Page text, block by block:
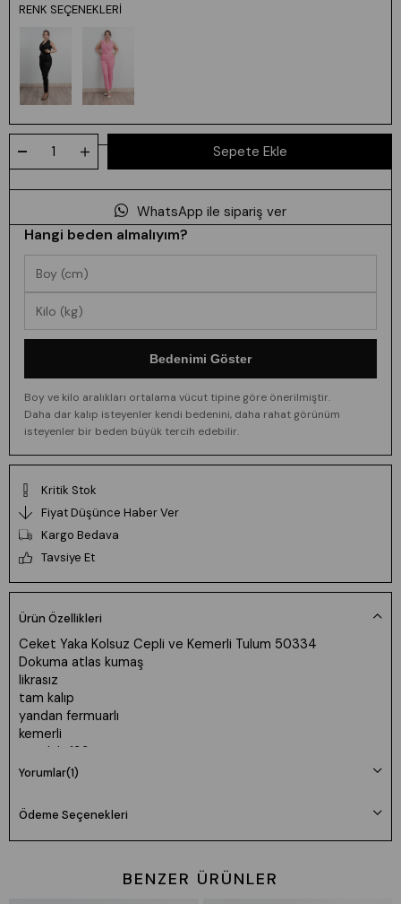
RENK SEÇENEKLERI
WhatsApp ile sipariş ver
Hangi beden almalıyım?
Bedenimi Göster
Boy ve kilo aralıkları ortalama vücut tipine göre önerilmiştir.
Daha dar kalıp isteyenler kendi bedenini, daha rahat görünüm
isteyenler bir beden büyük tercih edebilir.
Kritik Stok
Fiyat Düşünce Haber Ver
Kargo Bedava
Tavsiye Et
Ürün Özellikleri
Ceket Yaka Kolsuz Cepli ve Kemerli Tulum 50334
Dokuma atlas kumaş
likrasız
tam kalıp
yandan fermuarlı
kemerli
uzunluk: 133 cm
cepli
Yorumlar(1)
Ödeme Seçenekleri
BENZER ÜRÜNLER